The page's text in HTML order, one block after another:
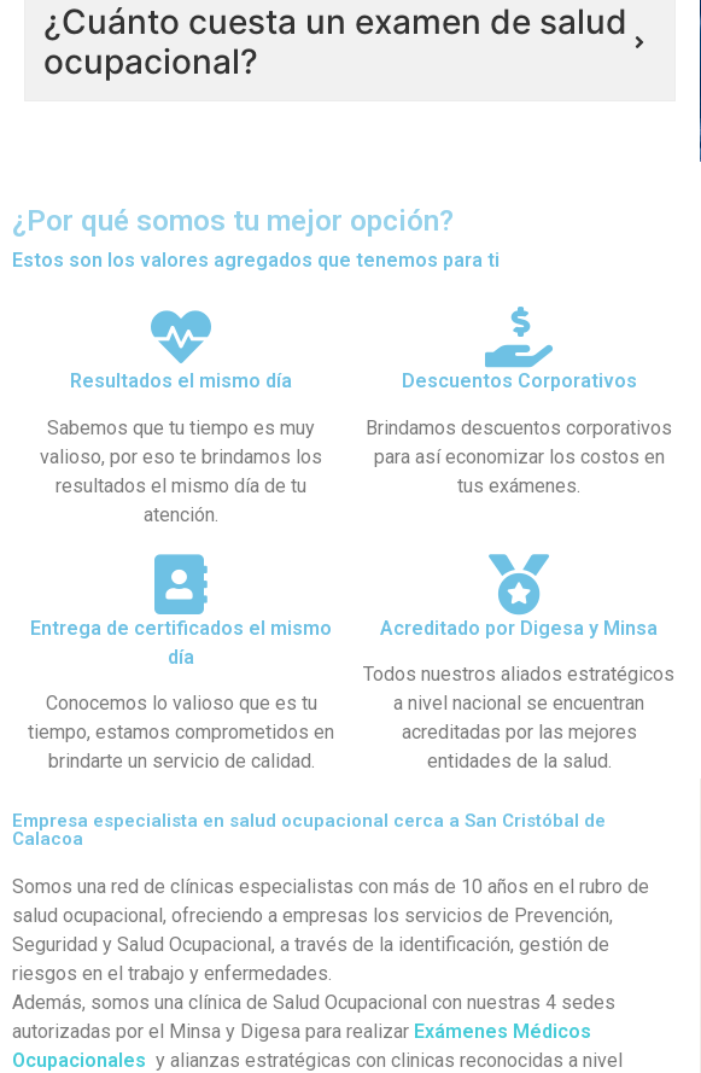
¿Cuánto cuesta un examen de salud
ocupacional?
¿Por qué somos tu mejor opción?
Estos son los valores agregados que tenemos para ti
Resultados el mismo día
Sabemos que tu tiempo es muy
valioso, por eso te brindamos los
resultados el mismo día de tu
atención.
Descuentos Corporativos
Brindamos descuentos corporativos
para así economizar los costos en
tus exámenes.
Entrega de certificados el mismo
día
Conocemos lo valioso que es tu
tiempo, estamos comprometidos en
brindarte un servicio de calidad.
Acreditado por Digesa y Minsa​
Todos nuestros aliados estratégicos
a nivel nacional se encuentran
acreditadas por las mejores
entidades de la salud.
Empresa especialista en salud ocupacional cerca a San Cristóbal de
Calacoa
Somos una red de clínicas especialistas con más de 10 años en el rubro de
salud ocupacional, ofreciendo a empresas los servicios de Prevención,
Seguridad y Salud Ocupacional, a través de la identificación, gestión de
riesgos en el trabajo y enfermedades.
Además, somos una clínica de Salud Ocupacional con nuestras 4 sedes
autorizadas por el Minsa y Digesa para realizar Exámenes Médicos
Ocupacionales y alianzas estratégicas con clinicas reconocidas a nivel